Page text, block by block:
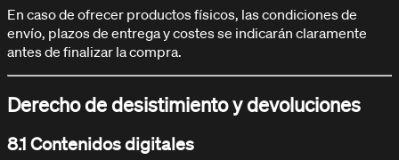
En caso de ofrecer productos físicos, las condiciones de
envío, plazos de entrega y costes se indicarán claramente
antes de finalizar la compra.
Derecho de desistimiento y devoluciones
8.1 Contenidos digitales